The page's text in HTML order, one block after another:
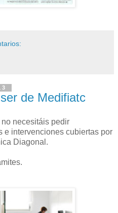
de Medifiatc
necesitáis pedir
e intervenciones cubiertas por
Diagonal.